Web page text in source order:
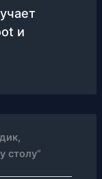
и
столу”